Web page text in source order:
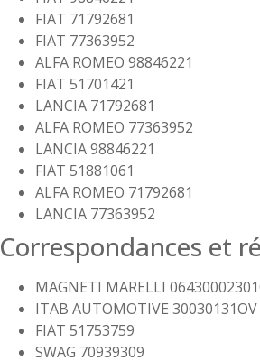
FIAT 71792681
FIAT 77363952
ALFA ROMEO 98846221
FIAT 51701421
LANCIA 71792681
ALFA ROMEO 77363952
LANCIA 98846221
FIAT 51881061
ALFA ROMEO 71792681
LANCIA 77363952
Correspondances et
MAGNETI MARELLI
ITAB AUTOMOTIVE 30030131OV
FIAT 51753759
SWAG 70939309